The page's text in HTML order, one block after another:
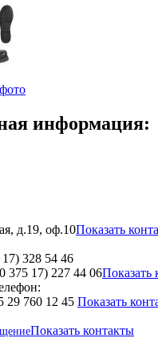
информация:
д.19, оф.10Показать
328 54 46
375 17) 227 44 06Показать
29 760 12 45 Показать
Показать контакты